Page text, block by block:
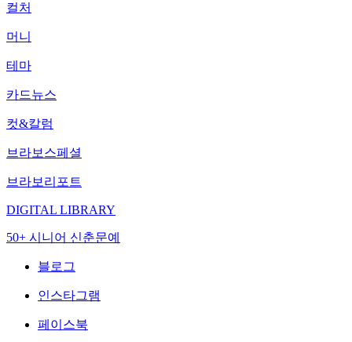
컬처
머니
테마
카드뉴스
컷&칼럼
브라보스페셜
브라보리포트
DIGITAL LIBRARY
50+ 시니어 신춘문예
블로그
인스타그램
페이스북